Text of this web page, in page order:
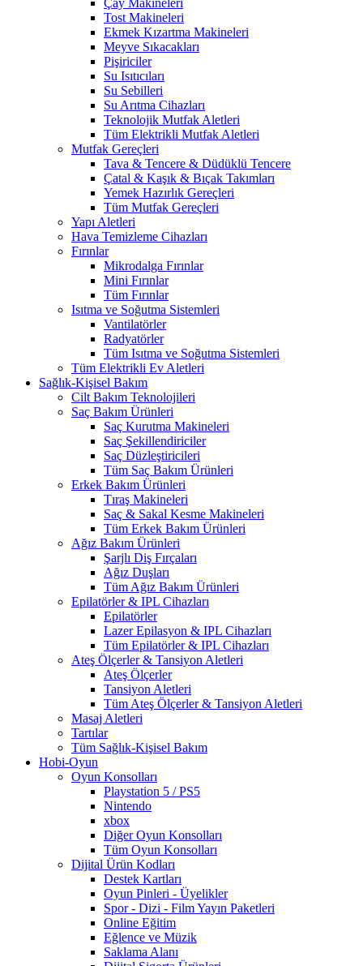
Çay Makineleri
Tost Makineleri
Ekmek Kızartma Makineleri
Meyve Sıkacakları
Pişiriciler
Su Isıtıcıları
Su Sebilleri
Su Arıtma Cihazları
Teknolojik Mutfak Aletleri
Tüm Elektrikli Mutfak Aletleri
Mutfak Gereçleri
Tava & Tencere & Düdüklü Tencere
Çatal & Kaşık & Bıçak Takımları
Yemek Hazırlık Gereçleri
Tüm Mutfak Gereçleri
Yapı Aletleri
Hava Temizleme Cihazları
Fırınlar
Mikrodalga Fırınlar
Mini Fırınlar
Tüm Fırınlar
Isıtma ve Soğutma Sistemleri
Vantilatörler
Radyatörler
Tüm Isıtma ve Soğutma Sistemleri
Tüm Elektrikli Ev Aletleri
Sağlık-Kişisel Bakım
Cilt Bakım Teknolojileri
Saç Bakım Ürünleri
Saç Kurutma Makineleri
Saç Şekillendiriciler
Saç Düzleştiricileri
Tüm Saç Bakım Ürünleri
Erkek Bakım Ürünleri
Tıraş Makineleri
Saç & Sakal Kesme Makineleri
Tüm Erkek Bakım Ürünleri
Ağız Bakım Ürünleri
Şarjlı Diş Fırçaları
Ağız Duşları
Tüm Ağız Bakım Ürünleri
Epilatörler & IPL Cihazları
Epilatörler
Lazer Epilasyon & IPL Cihazları
Tüm Epilatörler & IPL Cihazları
Ateş Ölçerler & Tansiyon Aletleri
Ateş Ölçerler
Tansiyon Aletleri
Tüm Ateş Ölçerler & Tansiyon Aletleri
Masaj Aletleri
Tartılar
Tüm Sağlık-Kişisel Bakım
Hobi-Oyun
Oyun Konsolları
Playstation 5 / PS5
Nintendo
xbox
Diğer Oyun Konsolları
Tüm Oyun Konsolları
Dijital Ürün Kodları
Destek Kartları
Oyun Pinleri - Üyelikler
Spor - Dizi - Film Yayın Paketleri
Online Eğitim
Eğlence ve Müzik
Saklama Alanı